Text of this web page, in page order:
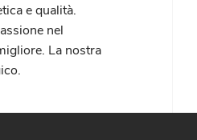
e qualità.
nel
La nostra